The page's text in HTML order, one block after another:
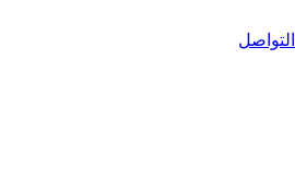
التواصل